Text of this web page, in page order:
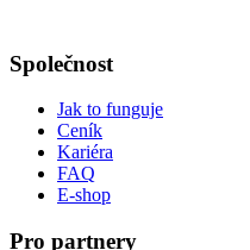
Společnost
Jak to funguje
Ceník
Kariéra
FAQ
E-shop
Pro partnery